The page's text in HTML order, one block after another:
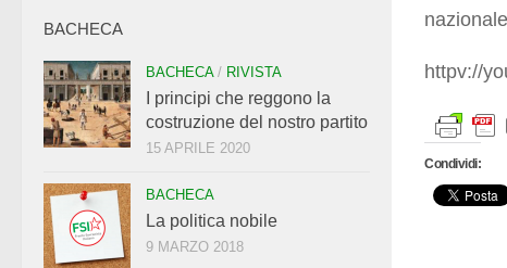
httpv://
Condividi:
BACHECA
BACHECA/ RIVISTA
I principi che reggono la
costruzione del nostro partito
15 APRILE 2020
BACHECA
La politica nobile
9 MARZO 2018